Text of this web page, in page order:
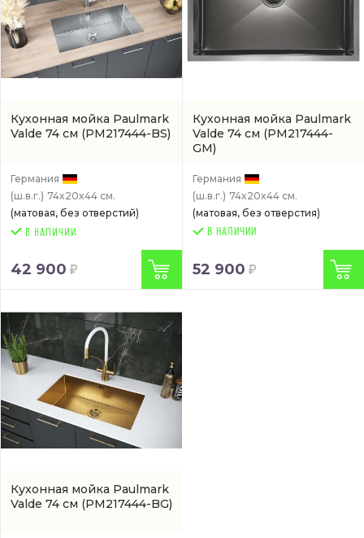
Кухонная мойка Paulmark
Valde 74 см (PM217444-BS)
Германия
(ш.в.г.) 74x20x44 см.
(матовая, без отверстий)
42 900
Кухонная мойка Paulmark
Valde 74 см (PM217444-
GM)
Германия
(ш.в.г.) 74x20x44 см.
(матовая, без отверстия)
В НАЛИЧИИ
52 900
Кухонная мойка Paulmark
Valde 74 см (PM217444-BG)